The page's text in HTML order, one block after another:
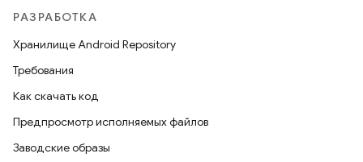
РАЗРАБОТКА
Хранилище Android Repository
Требования
Как скачать код
Предпросмотр исполняемых файлов
Заводские образы